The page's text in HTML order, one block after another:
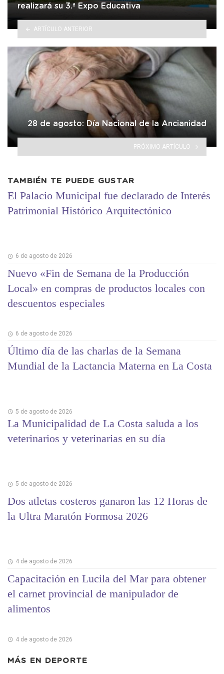
realizará su 3.ª Expo Educativa
ARTÍCULO ANTERIOR
28 de agosto: Día Nacional de la Ancianidad
PRÓXIMO ARTÍCULO
TAMBIÉN TE PUEDE GUSTAR
El Palacio Municipal fue declarado de Interés
Patrimonial Histórico Arquitectónico
6 de agosto de 2026
Nuevo «Fin de Semana de la Producción
Local» en compras de productos locales con
descuentos especiales
6 de agosto de 2026
Último día de las charlas de la Semana
Mundial de la Lactancia Materna en La Costa
5 de agosto de 2026
La Municipalidad de La Costa saluda a los
veterinarios y veterinarias en su día
5 de agosto de 2026
Dos atletas costeros ganaron las 12 Horas de
la Ultra Maratón Formosa 2026
4 de agosto de 2026
Capacitación en Lucila del Mar para obtener
el carnet provincial de manipulador de
alimentos
4 de agosto de 2026
MÁS EN DEPORTE